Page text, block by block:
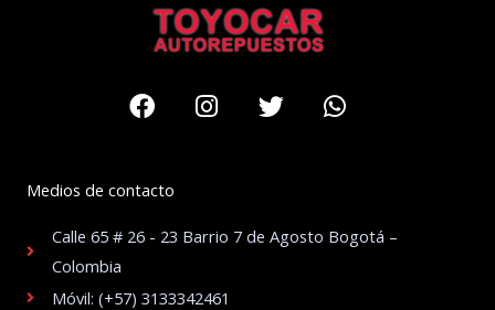
FacebookInstagram
TwitterWhatsapp
Medios de contacto
Calle 65 # 26 - 23 Barrio 7 de Agosto Bogotá –
Colombia
Móvil: (+57) 3133342461